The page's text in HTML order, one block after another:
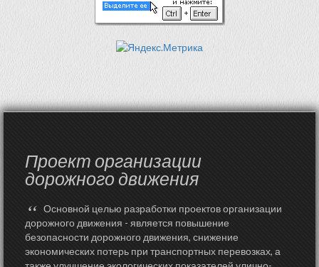
Проект организации
дорожного движения
“ Основной целью разработки проектов организации
дорожного движения - является повышение
безопасности дорожного движения, снижение
экономических потерь при транспортных перевозках, а